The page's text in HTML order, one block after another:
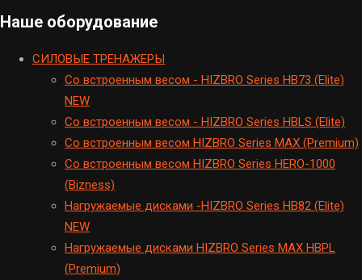
Наше оборудование
CИЛОВЫЕ ТРЕНАЖЕРЫ
Cо встроенным весом - HIZBRO Series HB73 (Elite)
NEW
Cо встроенным весом - HIZBRO Series HBLS (Elite)
Со встроенным весом HIZBRO Series MAX (Premium)
Cо встроенным весом HIZBRO Series HERO-1000
(Bizness)
Hагружаемые дисками -HIZBRO Series HB82 (Elite)
NEW
Нагружаемые дисками HIZBRO Series MAX HBPL
(Premium)